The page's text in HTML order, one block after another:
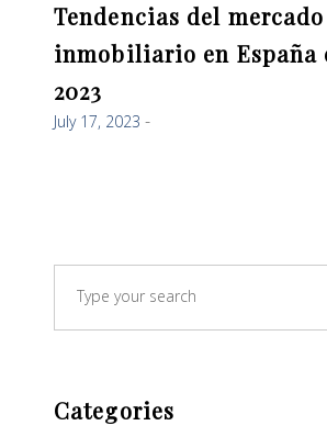
Tendencias del mercado
inmobiliario en España
2023
July 17, 2023
Categories